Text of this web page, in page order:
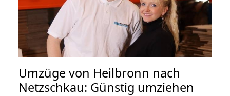
Umzüge von Heilbronn nach
Netzschkau: Günstig umziehen